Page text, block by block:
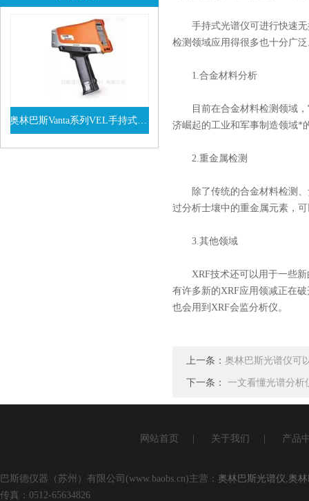
奥林巴斯Vanta系列VEL手持式XRF光谱仪
查看详情
手持式光谱仪可进行快速无
检测领域应用得很多也十分广
1.合金材料分析
目前在合金材料检测领域，
济崛起的工业和军事制造领域*
2.重金属检测
除了传统的合金材料检测、
过分析士壤中的重金属元素，
3.其他领域
XRF技术还可以用于一些新
有许多新的XRF应用领减正在
也会用到XRF会监分析仪。
上一条： 奥林巴斯光谱仪可
下一条： 一文看懂光谱分析
网站首页 关于我们 产品
巴斯德仪器（苏州）有限公司(www.baobs.cn)主营： 奥林巴斯光谱仪,奥
传真：0512-65634826